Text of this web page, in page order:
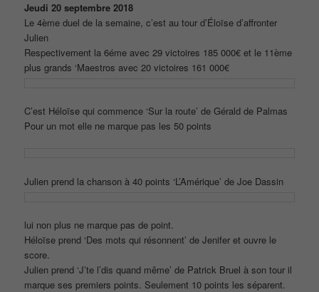
Jeudi 20 septembre 2018
Le 4ème duel de la semaine, c’est au tour d’Éloïse d’affronter
Julien
Respectivement la 6éme avec 29 victoires 185 000€ et le 11ème
plus grands ‘Maestros avec 20 victoires 161 000€
C’est Héloïse qui commence ‘Sur la route’ de Gérald de Palmas
Pour un mot elle ne marque pas les 50 points
Julien prend la chanson à 40 points ‘L’Amérique’ de Joe Dassin
lui non plus ne marque pas de point.
Héloïse prend ‘Des mots qui résonnent’ de Jenifer et ouvre le
score.
Julien prend ‘J’te l’dis quand même’ de Patrick Bruel à son tour il
marque ses premiers points. Seulement 10 points les séparent.